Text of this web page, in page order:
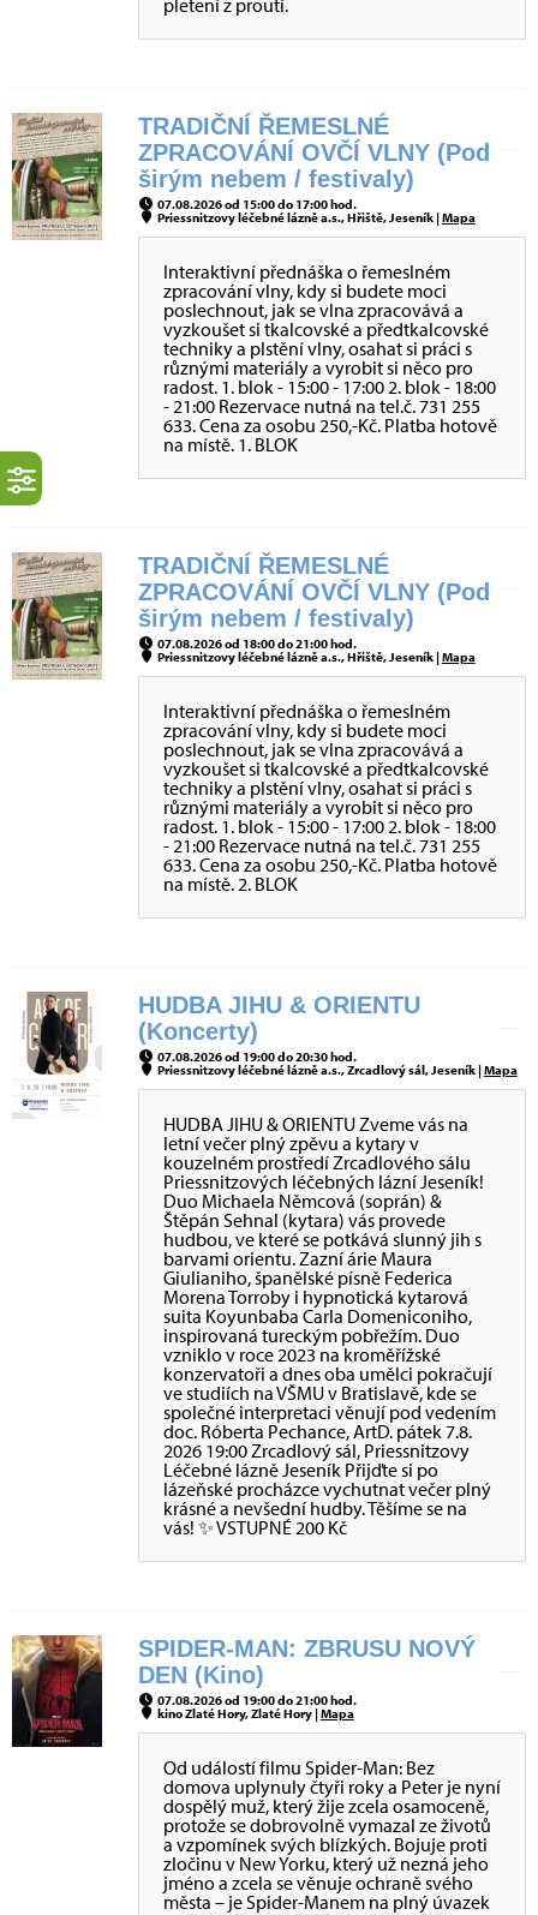
pletení z proutí.
TRADIČNÍ ŘEMESLNÉ
ZPRACOVÁNÍ OVČÍ VLNY (Pod
širým nebem / festivaly)
07.08.2026 od 15:00 do 17:00 hod.
Priessnitzovy léčebné lázně a.s., Hřiště, Jeseník |Mapa
Interaktivní přednáška o řemeslném
zpracování vlny, kdy si budete moci
poslechnout, jak se vlna zpracovává a
vyzkoušet si tkalcovské a předtkalcovské
techniky a plstění vlny, osahat si práci s
různými materiály a vyrobit si něco pro
radost. 1. blok - 15:00 - 17:00 2. blok - 18:00
- 21:00 Rezervace nutná na tel.č. 731 255
633. Cena za osobu 250,-Kč. Platba hotově
na místě. 1. BLOK
TRADIČNÍ ŘEMESLNÉ
ZPRACOVÁNÍ OVČÍ VLNY (Pod
širým nebem / festivaly)
07.08.2026 od 18:00 do 21:00 hod.
Priessnitzovy léčebné lázně a.s., Hřiště, Jeseník |Mapa
Interaktivní přednáška o řemeslném
zpracování vlny, kdy si budete moci
poslechnout, jak se vlna zpracovává a
vyzkoušet si tkalcovské a předtkalcovské
techniky a plstění vlny, osahat si práci s
různými materiály a vyrobit si něco pro
radost. 1. blok - 15:00 - 17:00 2. blok - 18:00
- 21:00 Rezervace nutná na tel.č. 731 255
633. Cena za osobu 250,-Kč. Platba hotově
na místě. 2. BLOK
HUDBA JIHU & ORIENTU
(Koncerty)
07.08.2026 od 19:00 do 20:30 hod.
Priessnitzovy léčebné lázně a.s., Zrcadlový sál, Jeseník |Mapa
HUDBA JIHU & ORIENTU Zveme vás na
letní večer plný zpěvu a kytary v
kouzelném prostředí Zrcadlového sálu
Priessnitzových léčebných lázní Jeseník!
Duo Michaela Němcová (soprán) &
Štěpán Sehnal (kytara) vás provede
hudbou, ve které se potkává slunný jih s
barvami orientu. Zazní árie Maura
Giulianiho, španělské písně Federica
Morena Torroby i hypnotická kytarová
suita Koyunbaba Carla Domeniconiho,
inspirovaná tureckým pobřežím. Duo
vzniklo v roce 2023 na kroměřížské
konzervatoři a dnes oba umělci pokračují
ve studiích na VŠMU v Bratislavě, kde se
společné interpretaci věnují pod vedením
doc. Róberta Pechance, ArtD. pátek 7.8.
2026 19:00 Zrcadlový sál, Priessnitzovy
Léčebné lázně Jeseník Přijďte si po
lázeňské procházce vychutnat večer plný
krásné a nevšední hudby. Těšíme se na
vás! ✨ VSTUPNÉ 200 Kč
SPIDER-MAN: ZBRUSU NOVÝ
DEN (Kino)
07.08.2026 od 19:00 do 21:00 hod.
kino Zlaté Hory, Zlaté Hory |Mapa
Od událostí filmu Spider-Man: Bez
domova uplynuly čtyři roky a Peter je nyní
dospělý muž, který žije zcela osamoceně,
protože se dobrovolně vymazal ze životů
a vzpomínek svých blízkých. Bojuje proti
zločinu v New Yorku, který už nezná jeho
jméno a zcela se věnuje ochraně svého
města – je Spider-Manem na plný úvazek